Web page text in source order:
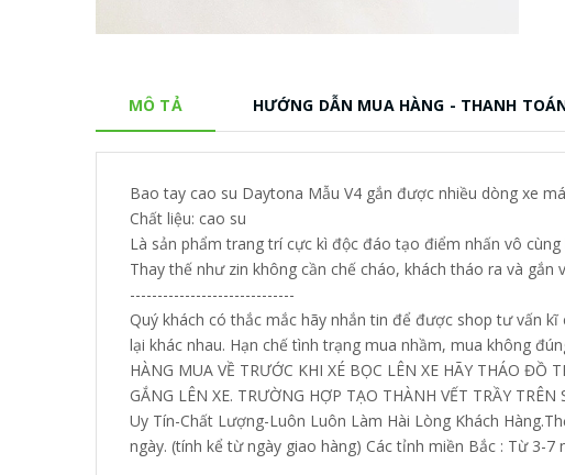
MÔ TẢ HƯỚNG DẪN MUA HÀNG - THANH
Bao tay cao su Daytona Mẫu V4 gắn được nhiều dòng xe
Chất liệu: cao su
Là sản phẩm trang trí cực kì độc đáo tạo điểm nhấn vô
Thay thế như zin không cần chế cháo, khách tháo ra và gắn
------------------------------
Quý khách có thắc mắc hãy nhắn tin để được shop tư vấn
lại khác nhau. Hạn chế tình trạng mua nhầm, mua không
HÀNG MUA VỀ TRƯỚC KHI XÉ BỌC LÊN XE HÃY THÁO ĐỒ
GẮNG LÊN XE. TRƯỜNG HỢP TẠO THÀNH VẾT TRẦY
Uy Tín-Chất Lượng-Luôn Luôn Làm Hài Lòng Khách
ngày. (tính kể từ ngày giao hàng) Các tỉnh miền Bắc : Từ 3-7